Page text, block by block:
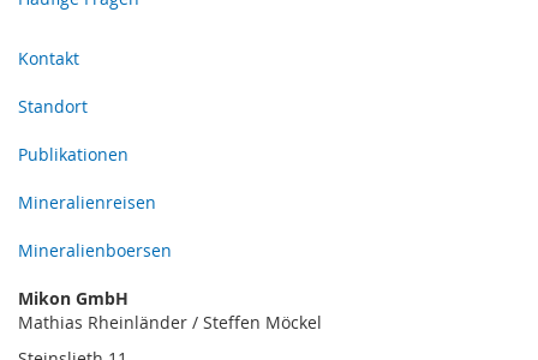
Kontakt
Standort
Publikationen
Mineralienreisen
Mineralienboersen
Mikon GmbH
Mathias Rheinländer / Steffen Möckel